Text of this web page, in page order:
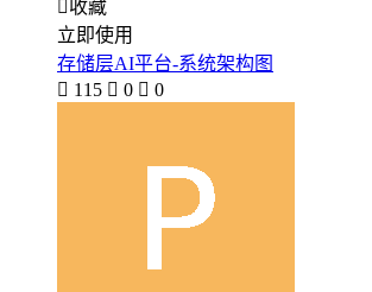
收藏
立即使用
存储层AI平台-系统架构图
 115  0  0